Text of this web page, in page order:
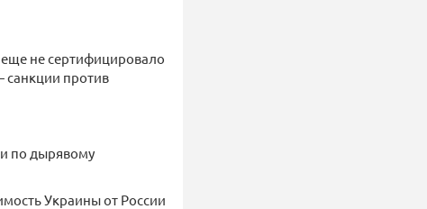
не сертифицировало
против
по дырявому
Украины от России